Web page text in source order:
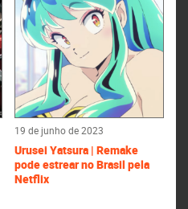
19 de junho de 2023
Urusei Yatsura | Remake
pode estrear no Brasil pela
Netflix